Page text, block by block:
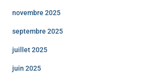
novembre 2025
septembre 2025
juillet 2025
juin 2025